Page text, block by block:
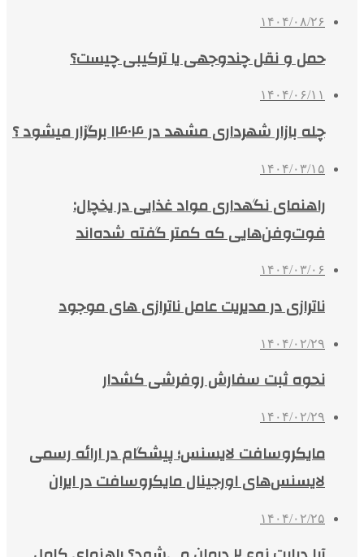
۱۴۰۴/۰۸/۲۶
حمل و نقل چندوجهی یا ترکیبی چیست؟
۱۴۰۴/۰۶/۱۱
چله بازار شهرداری مشهد در ۱۴۰۴ برگزار میشود ؟
۱۴۰۴/۰۳/۱۵
راهنمای نگهداری مواد غذایی در یخچال:
فوت‌وفن‌هایی که کمتر گفته شده‌اند
۱۴۰۴/۰۳/۰۶
ناترازی در مدیریت عامل ناترازی های موجود
۱۴۰۴/۰۲/۲۹
نحوه ثبت سفارش روفرشی کشدار
۱۴۰۴/۰۲/۲۹
مایکروسافت لایسنس؛ پیشگام در ارائه رسمی
لایسنس‌های اورجینال مایکروسافت در ایران
۱۴۰۴/۰۲/۲۵